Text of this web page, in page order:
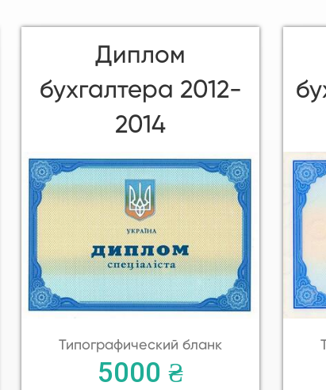
Диплом
бухгалтера 2012-
2014
Типографический бланк
5000 ₴